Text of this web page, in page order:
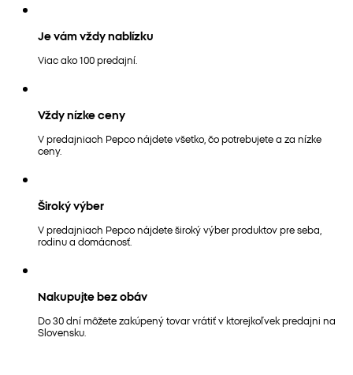
Je vám vždy nablízku
Viac ako 100 predajní.
Vždy nízke ceny
V predajniach Pepco nájdete všetko, čo potrebujete a za nízke
ceny.
Široký výber
V predajniach Pepco nájdete široký výber produktov pre seba,
rodinu a domácnosť.
Nakupujte bez obáv
Do 30 dní môžete zakúpený tovar vrátiť v ktorejkoľvek predajni na
Slovensku.